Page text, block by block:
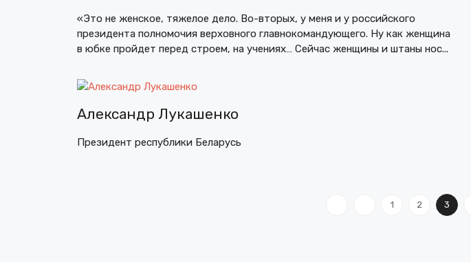
«Это не женское, тяжелое дело. Во-вторых, у меня и у российского
президента полномочия верховного главнокомандующего. Ну как женщина
в юбке пройдет перед строем, на учениях… Сейчас женщины и штаны нос...
Александр Лукашенко
Президент республики Беларусь
1 2 3